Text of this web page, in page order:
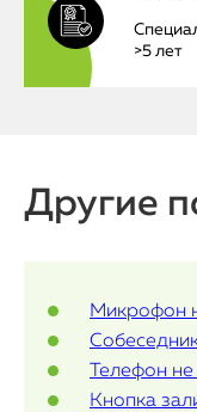
MacBook
Watch
iMac
О нас
Контакты
>5 лет
Другие
Микрофон
Телефон
Кнопка